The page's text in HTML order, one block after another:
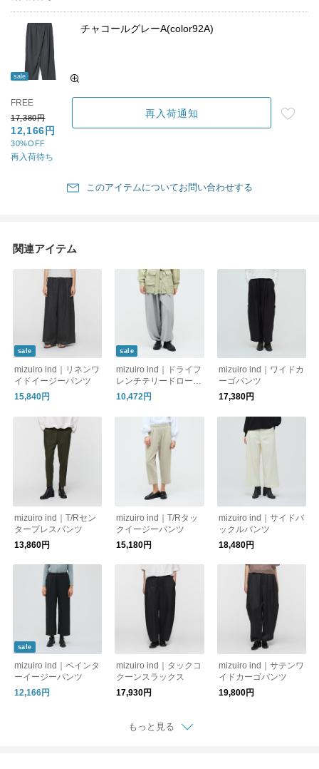
sale
チャコールグレーA(color92A)
FREE
17,380円
12,166円
30%OFF
再入荷待ち
再入荷通知
このアイテムについてお問い合わせする
関連アイテム
sale
mizuiro ind｜リネンワ
イドイージーパンツ
15,840円
sale
mizuiro ind｜ドライフ
レンチテリードロース
トリングヘムパンツ
10,472円
mizuiro ind｜ワイドカ
ーゴパンツ
17,380円
mizuiro ind｜T/Rセン
タープレスパンツ
13,860円
mizuiro ind｜T/Rタッ
クイージーパンツ
15,180円
mizuiro ind｜サイドバ
ックルパンツ
18,480円
sale
mizuiro ind｜ペインタ
ーイージーパンツ
12,166円
mizuiro ind｜タックコ
クーンスラックス
17,930円
mizuiro ind｜サテンワ
イドカーゴパンツ
19,800円
もっと見る